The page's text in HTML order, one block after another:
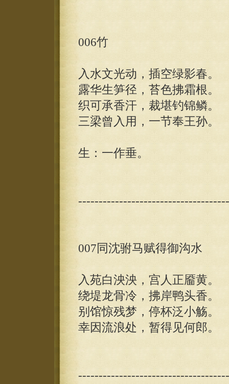
006竹
入水文光动，插空绿影春。
露华生笋径，苔色拂霜根。
织可承香汗，裁堪钓锦鳞。
三梁曾入用，一节奉王孙。
生：一作垂。
007同沈驸马赋得御沟水
入苑白泱泱，宫人正靥黄。
绕堤龙骨冷，拂岸鸭头香。
别馆惊残梦，停杯泛小觞。
幸因流浪处，暂得见何郎。